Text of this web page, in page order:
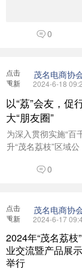
0
点击
重新
茂名电商协
2024-6-18
以“荔”会友，促
大“朋友圈”
为深入贯彻实施“百
升“茂名荔枝”区域公
0
点击
重新
茂名电商协
2024-6-17
2024年“茂名荔
业交流暨产品展
举行